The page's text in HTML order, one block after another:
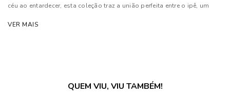
céu ao entardecer, esta coleção traz a união perfeita entre o ipê, um
podem sofrer mudanças de tonalidade, em decorrência do uso do
VER MAIS
QUEM VIU, VIU TAMBÉM!